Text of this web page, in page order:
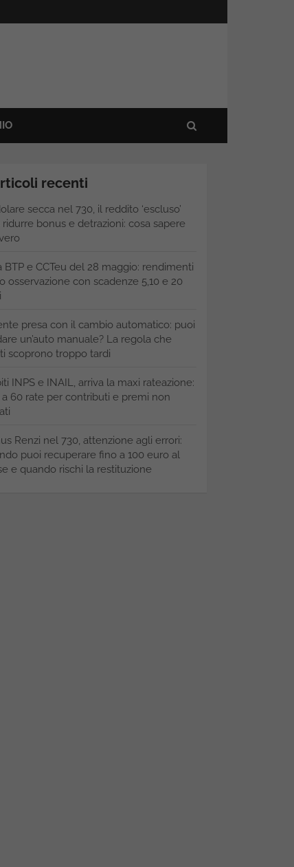
recenti
secca nel 730, il reddito ‘escluso’
ridurre bonus e detrazioni: cosa sapere
BTP e CCTeu del 28 maggio: rendimenti
osservazione con scadenze 5,10 e 20
presa con il cambio automatico: puoi
un’auto manuale? La regola che
scoprono troppo tardi
INPS e INAIL, arriva la maxi rateazione:
60 rate per contributi e premi non
Renzi nel 730, attenzione agli errori:
puoi recuperare fino a 100 euro al
e quando rischi la restituzione